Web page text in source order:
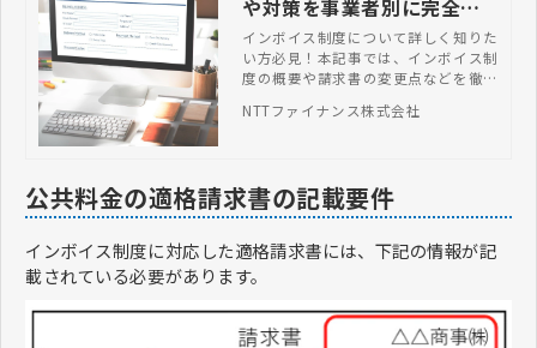
や対策を事業者別に完全ガ
イド
インボイス制度について詳しく知りた
い方必見！本記事では、インボイス制
度の概要や請求書の変更点などを徹底
要な対策も事業者別に紹介しています
NTTファイナンス株式会社
公共料金の適格請求書の記載要件
インボイス制度に対応した適格請求書には、下記の情報が記
載されている必要があります。